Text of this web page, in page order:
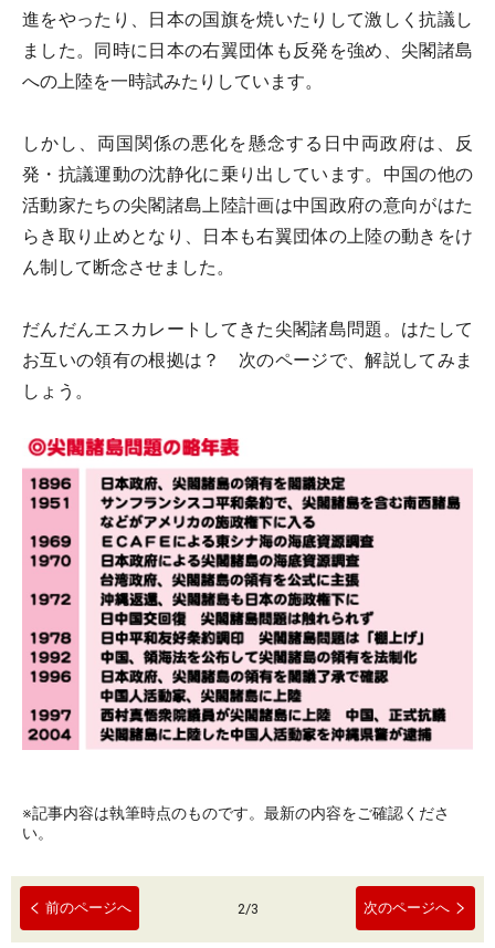
進をやったり、日本の国旗を焼いたりして激しく抗議し
ました。同時に日本の右翼団体も反発を強め、尖閣諸島
への上陸を一時試みたりしています。
しかし、両国関係の悪化を懸念する日中両政府は、反
発・抗議運動の沈静化に乗り出しています。中国の他の
活動家たちの尖閣諸島上陸計画は中国政府の意向がはた
らき取り止めとなり、日本も右翼団体の上陸の動きをけ
ん制して断念させました。
だんだんエスカレートしてきた尖閣諸島問題。はたして
お互いの領有の根拠は？ 次のページで、解説してみま
しょう。
※記事内容は執筆時点のものです。最新の内容をご確認くださ
い。
前のページへ 2/3 次のページへ